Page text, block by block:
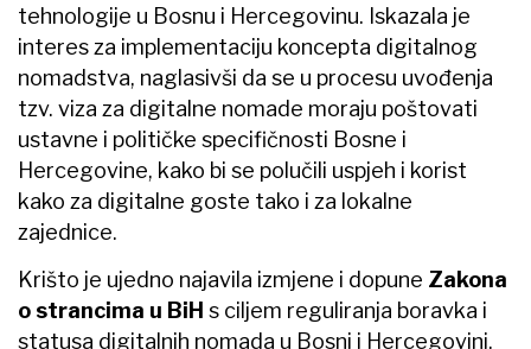
tehnologije u Bosnu i Hercegovinu. Iskazala je
interes za implementaciju koncepta digitalnog
nomadstva, naglasivši da se u procesu uvođenja
tzv. viza za digitalne nomade moraju poštovati
ustavne i političke specifičnosti Bosne i
Hercegovine, kako bi se polučili uspjeh i korist
kako za digitalne goste tako i za lokalne
zajednice.
Krišto je ujedno najavila izmjene i dopune Zakona
o strancima u BiH s ciljem reguliranja boravka i
statusa digitalnih nomada u Bosni i Hercegovini,